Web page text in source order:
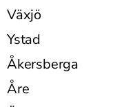
Växjö
Ystad
Åkersberga
Åre